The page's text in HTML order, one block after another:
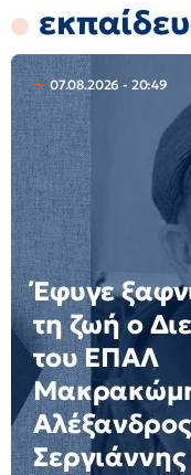
07.08.2026 - 20:49
Έφυγε
τη ζωή ο
του ΕΠΑΛ
Αλέξανδρος
Σεργιάννης